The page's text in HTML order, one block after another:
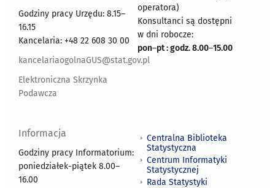
Godziny pracy Urzędu: 8.15–
16.15
Kancelaria: +48 22 608 30 00
kancelariaogolnaGUS@stat.gov.pl
Elektroniczna Skrzynka
Podawcza
operatora)
Konsultanci są dostępni
w dni robocze:
pon–pt : godz. 8.00–15.00
Informacja
Godziny pracy Informatorium:
poniedziałek-piątek 8.00–
16.00
Centralna Biblioteka
Statystyczna
Centrum Informatyki
Statystycznej
Rada Statystyki